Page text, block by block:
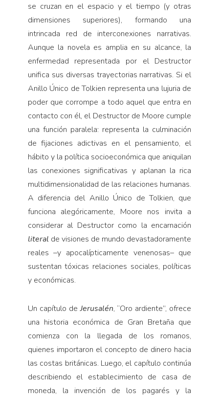
se cruzan en el espacio y el tiempo (y otras
dimensiones superiores), formando una
intrincada red de interconexiones narrativas.
Aunque la novela es amplia en su alcance, la
enfermedad representada por el Destructor
unifica sus diversas trayectorias narrativas. Si el
Anillo Único de Tolkien representa una lujuria de
poder que corrompe a todo aquel que entra en
contacto con él, el Destructor de Moore cumple
una función paralela: representa la culminación
de fijaciones adictivas en el pensamiento, el
hábito y la política socioeconómica que aniquilan
las conexiones significativas y aplanan la rica
multidimensionalidad de las relaciones humanas.
A diferencia del Anillo Único de Tolkien, que
funciona alegóricamente, Moore nos invita a
considerar al Destructor como la encarnación
literal de visiones de mundo devastadoramente
reales –y apocalípticamente venenosas– que
sustentan tóxicas relaciones sociales, políticas
y económicas.
Un capítulo deJerusalén, “Oro ardiente”, ofrece
una historia económica de Gran Bretaña que
comienza con la llegada de los romanos,
quienes importaron el concepto de dinero hacia
las costas británicas. Luego, el capítulo continúa
describiendo el establecimiento de casa de
moneda, la invención de los pagarés y la